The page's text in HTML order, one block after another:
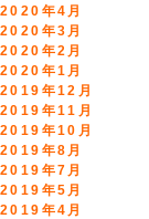
2020年4月
2020年3月
2020年2月
2020年1月
2019年12月
2019年11月
2019年10月
2019年8月
2019年7月
2019年5月
2019年4月